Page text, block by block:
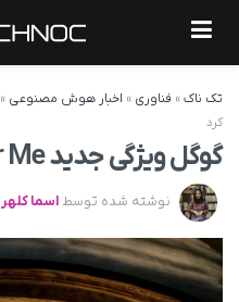
تک ناک» فناوری » اخبار هوش مصنوعی »
کرد
گوگل ویژگی جدید Ask for Me را معرفی کرد
نوشته شده توسط اسما کلهر